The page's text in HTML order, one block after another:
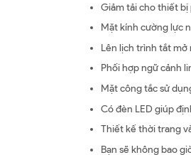
Giảm tải cho thiết
Mặt kính cường lực
Lên lịch trình tắt
Phối hợp ngữ cảnh
Mặt công tắc sử
Có đèn LED giúp
Thiết kế thời trang
Bạn sẽ không bao